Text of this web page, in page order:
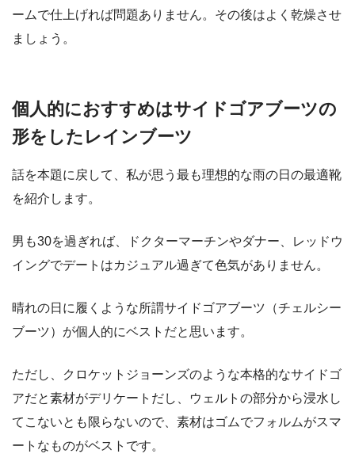
ームで仕上げれば問題ありません。その後はよく乾燥させ
ましょう。
個人的におすすめはサイドゴアブーツの
形をしたレインブーツ
話を本題に戻して、私が思う最も理想的な雨の日の最適靴
を紹介します。
男も30を過ぎれば、ドクターマーチンやダナー、レッドウ
イングでデートはカジュアル過ぎて色気がありません。
晴れの日に履くような所謂サイドゴアブーツ（チェルシー
ブーツ）が個人的にベストだと思います。
ただし、クロケットジョーンズのような本格的なサイドゴ
アだと素材がデリケートだし、ウェルトの部分から浸水し
てこないとも限らないので、素材はゴムでフォルムがスマ
ートなものがベストです。